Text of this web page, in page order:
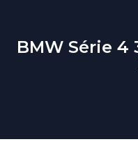
BMW Série 4